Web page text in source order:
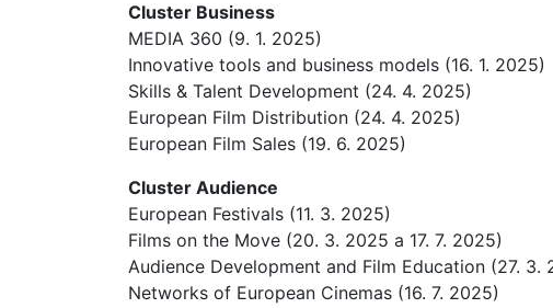
Cluster Business
MEDIA 360 (9. 1. 2025)
Innovative tools and business models (16. 1. 2025)
Skills & Talent Development (24. 4. 2025)
European Film Distribution (24. 4. 2025)
European Film Sales (19. 6. 2025)
Cluster Audience
European Festivals (11. 3. 2025)
Films on the Move (20. 3. 2025 a 17. 7. 2025)
Audience Development and Film Education (27. 3.
Networks of European Cinemas (16. 7. 2025)